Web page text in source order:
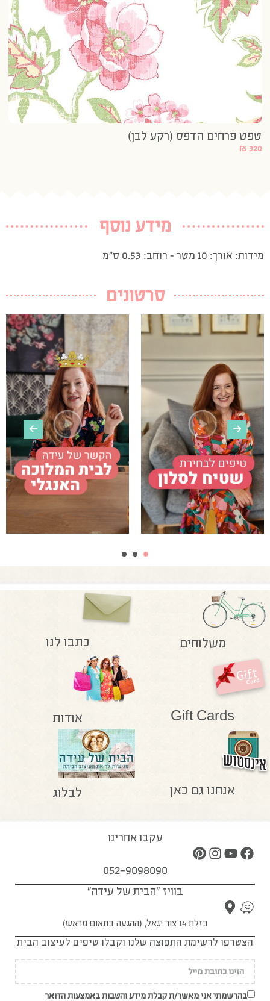
טפט פרחים הדפס (רקע לבן)
₪ 320
מידע נוסף
מידות: אורך: 10 מטר – רוחב: 0.53 ס”מ
סרטונים
משלוחים כתבו לנו
Gift Cards אודות
אנחנו גם כאן לבלוג
עקבו אחרינו
052-9098090
בוויז "הבית של עידה"
בזלת 14 צור יגאל, (ההגעה בתאום מראש)
הצטרפו לרשימת התפוצה שלנו וקבלו טיפים לעיצוב הבית
בהרשמתי אני מאשר/ת קבלת מידע והטבות באמצעות הדואר